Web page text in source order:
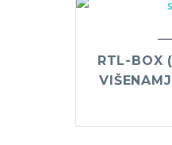
RTL-BOX